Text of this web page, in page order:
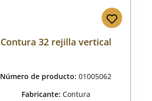
Contura 32 rejilla vertical
Número de producto: 01005062
Fabricante: Contura